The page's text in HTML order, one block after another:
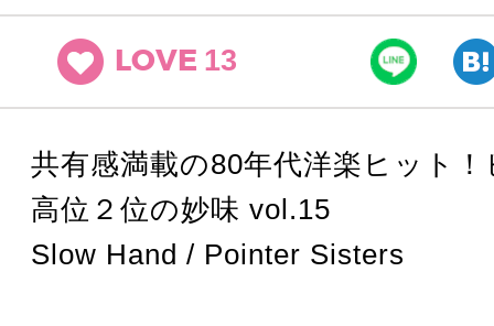
LOVE 13
共有感満載の80年代洋楽ヒット
高位２位の妙味 vol.15
Slow Hand / Pointer Sisters